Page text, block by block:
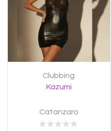
Clubbing
Kazumi
Catanzaro